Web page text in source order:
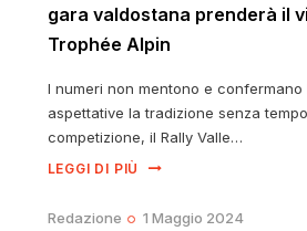
gara valdostana prenderà il
Trophée Alpin
I numeri non mentono e confermano
aspettative la tradizione senza
competizione, il Rally Valle…
LEGGI DI PIÙ
Redazione 1 Maggio 2024